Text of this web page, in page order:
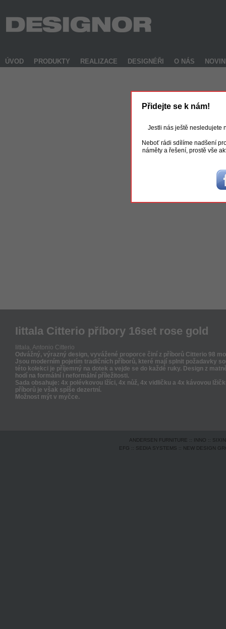
ÚVOD PRODUKTY REALIZACE DESIGNÉŘI O NÁS
Iittala Citterio příbory 16set rose gold
Iittala, Antonio Citterio
Odvážný, výrazný design, vyvážené proporce činí z příborů Citterio 98
Jsou moderním pojetím tradičních příborů, které mají splnit požadavky
této kolekci je příjemný na dotek a vejde se do každé ruky. Design z
hodí na formální i neformální příležitosti.
Sada obsahuje: 4x polévkovou lžíci, 4x nůž, 4x vidličku a 4x kávovou
příborů je však spíše dezertní.
Možnost mýt v myčce.
ANDERSEN FURNITURE :: INNO ::
EFG :: SEDIA SYSTEMS :: NEW DESIGN
Přidejte se k nám!
Jestli nás ještě nesledujete
Neboť rádi sdílíme nadšení
náměty a řešení, prostě vše